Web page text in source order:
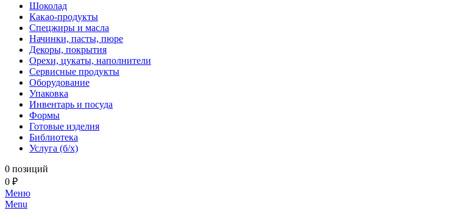
Шоколад
Какао-продукты
Спецжиры и масла
Начинки, пасты, пюре
Декоры, покрытия
Орехи, цукаты, наполнители
Сервисные продукты
Оборудование
Упаковка
Инвентарь и посуда
Формы
Готовые изделия
Библиотека
Услуга (б/х)
0 позиций
0 ₽
Меню
Menu